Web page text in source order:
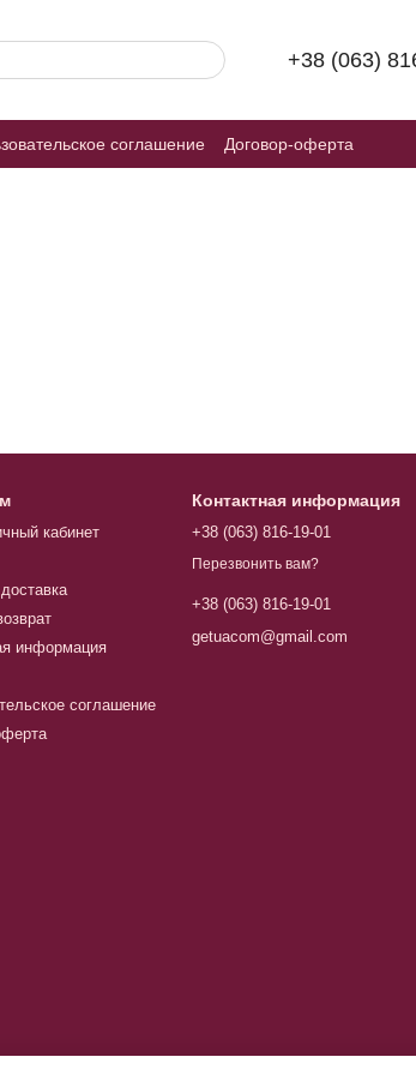
+38 (063)
соглашение Договор-оферта
кабинет
информация
соглашение
Контактная информация
+38 (063) 816-19-01
Перезвонить вам?
+38 (063) 816-19-01
getuacom@gmail.com